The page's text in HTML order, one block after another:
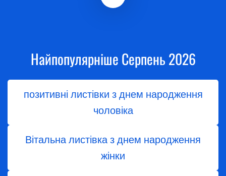
Найпопулярніше Серпень 2026
позитивні листівки з днем народження
чоловіка
Вітальна листівка з днем народження
жінки